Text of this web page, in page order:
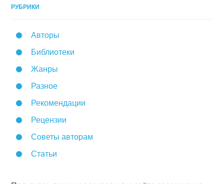
РУБРИКИ
Авторы
Библиотеки
Жанры
Разное
Рекомендации
Рецензии
Советы авторам
Статьи